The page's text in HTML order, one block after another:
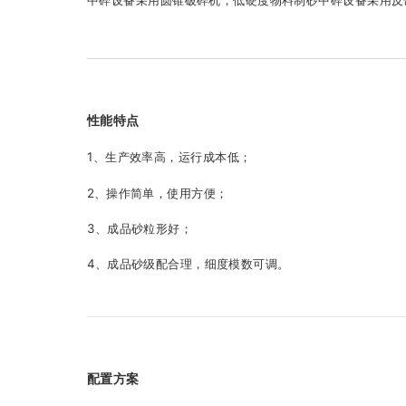
性能特点
1、生产效率高，运行成本低；
2、操作简单，使用方便；
3、成品砂粒形好；
4、成品砂级配合理，细度模数可调。
配置方案